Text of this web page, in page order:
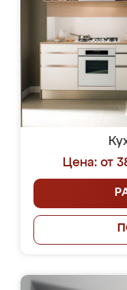
Цена: от